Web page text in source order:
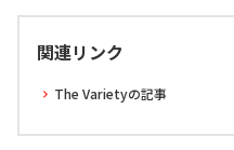
関連リンク
The Varietyの記事